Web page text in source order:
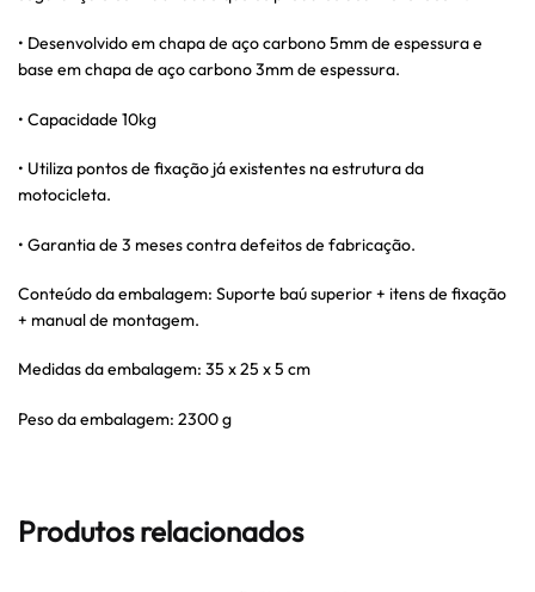
• Desenvolvido em chapa de aço carbono 5mm de espessura e
base em chapa de aço carbono 3mm de espessura.
• Capacidade 10kg
• Utiliza pontos de fixação já existentes na estrutura da
motocicleta.
• Garantia de 3 meses contra defeitos de fabricação.
Conteúdo da embalagem: Suporte baú superior + itens de fixação
+ manual de montagem.
Medidas da embalagem: 35 x 25 x 5 cm
Peso da embalagem: 2300 g
Produtos relacionados